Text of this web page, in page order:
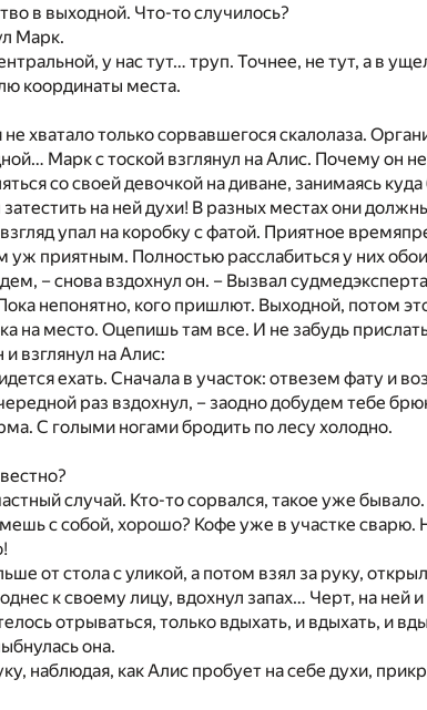
в выходной. Что-то случилось?
Марк.
у нас тут… труп. Точнее, не тут, а в
координаты места.
не хватало только сорвавшегося скалолаза.
Марк с тоской взглянул на Алис. Почему он
со своей девочкой на диване, занимаясь
на ней духи! В разных местах они
упал на коробку с фатой. Приятное
приятным. Полностью расслабиться у них
– снова вздохнул он. – Вызвал
непонятно, кого пришлют. Выходной, потом
на место. Оцепишь там все. И не забудь
взглянул на Алис:
ехать. Сначала в участок: отвезем фату и
раз вздохнул, – заодно добудем тебе
С голыми ногами бродить по лесу холодно.
случай. Кто-то сорвался, такое уже
с собой, хорошо? Кофе уже в участке сварю.
от стола с уликой, а потом взял за руку,
к своему лицу, вдохнул запах… Черт, на ней
отрываться, только вдыхать, и вдыхать, и
она.
наблюдая, как Алис пробует на себе духи,